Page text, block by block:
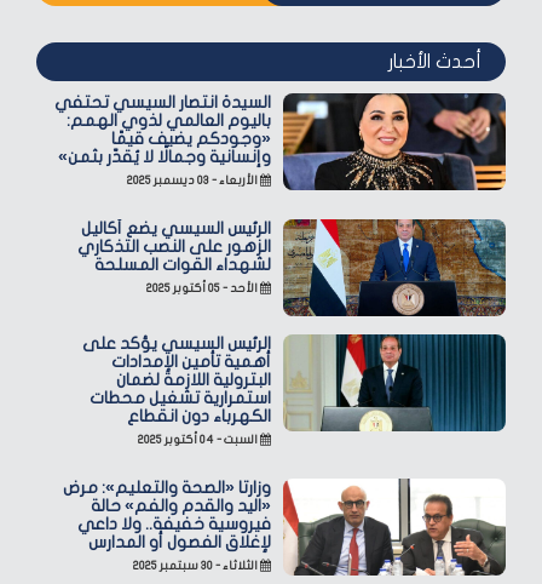
أحدث الأخبار
السيدة انتصار السيسي تحتفي
باليوم العالمي لذوي الهمم:
«وجودكم يضيف قيمًا
وإنسانية وجمالًا لا يُقدّر بثمن»
الأربعاء - ٠٣ ديسمبر ٢٠٢٥
الرئيس السيسي يضع أكاليل
الزهور على النصب التذكاري
لشهداء القوات المسلحة
الأحد - ٠٥ أكتوبر ٢٠٢٥
الرئيس السيسي يؤكد على
أهمية تأمين الإمدادات
البترولية اللازمة لضمان
استمرارية تشغيل محطات
الكهرباء دون انقطاع
السبت - ٠٤ أكتوبر ٢٠٢٥
وزارتا «الصحة والتعليم»: مرض
«اليد والقدم والفم» حالة
فيروسية خفيفة.. ولا داعي
لإغلاق الفصول أو المدارس
الثلاثاء - ٣٠ سبتمبر ٢٠٢٥